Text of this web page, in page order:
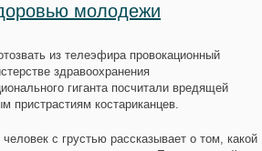
молодежи
из телеэфира провокационный
здравоохранения
гиганта посчитали вредящей
костариканцев.
с грустью рассказывает о том, какой